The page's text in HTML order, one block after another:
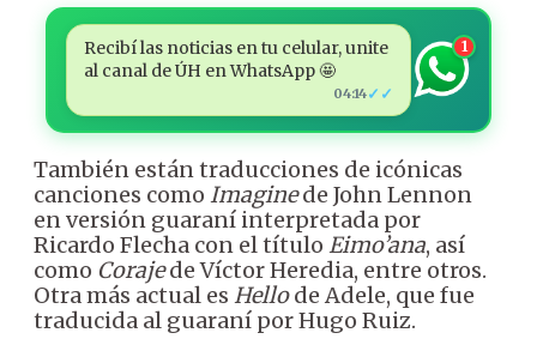
Recibí las noticias en tu celular, unite
al canal de ÚH en WhatsApp 🤩
04:14✓✓
1
También están traducciones de icónicas
canciones como Imaginede John Lennon
en versión guaraní interpretada por
Ricardo Flecha con el título Eimo’ana, así
como Corajede Víctor Heredia, entre otros.
Otra más actual es Hellode Adele, que fue
traducida al guaraní por Hugo Ruiz.